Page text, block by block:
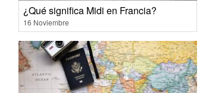
¿Qué significa Midi en Francia?
16 Noviembre